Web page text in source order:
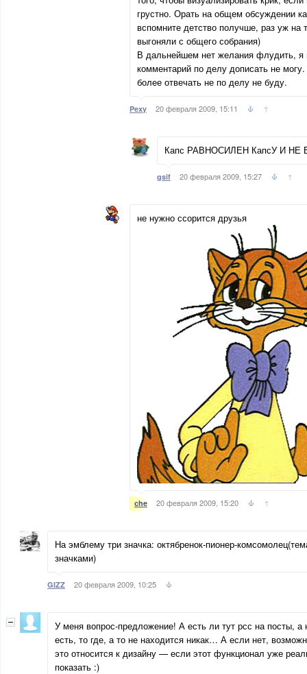
грустно. Орать на общем обсуждении
вспомните детство получше, раз уж на
выгоняли с общего собрания)
В дальнейшем нет желания флудить, я
комментарий по делу дописать не
более отвечать не по делу не буду.
Pexy 20 февраля 2009, 15:11 ↑
Капс РАВНОСИЛЕН КапсУ И НЕ
gsif 20 февраля 2009, 15:27 ↑
не нужно ссорится друзья
che 20 февраля 2009, 15:20 ↑
На эмблему три значка: октябренок-пионер-
значками)
GIZZ 20 февраля 2009, 10:25
У меня вопрос-предложение! А есть ли тут рсс на посты,
есть, то где, а то не находится никак… А если нет,
это относится к дизайну — если этот функционал уже
показать :)